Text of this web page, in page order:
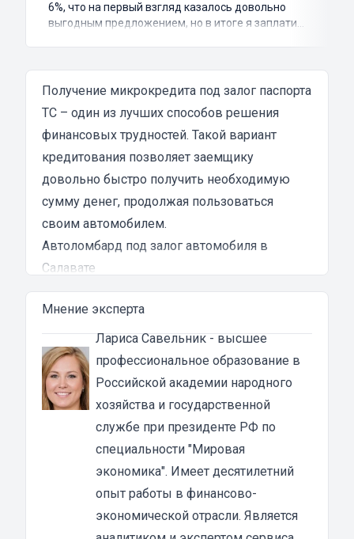
6%, что на первый взгляд казалось довольно
выгодным предложением, но в итоге я заплатил
затянутым и занял много времени и усилий.
Никакого профессионализма и
Разочарование и раздражение - это все, что я
испытал в результате этого кредита...
Получение микрокредита под залог паспорта
ТС – один из лучших способов решения
финансовых трудностей. Такой вариант
кредитования позволяет заемщику
довольно быстро получить необходимую
сумму денег, продолжая пользоваться
своим автомобилем.
Автоломбард под залог автомобиля в
Салавате
Автоломбард представляет собой кредитное
учреждение, которое выдает денежные
ссуды под залог паспорта ТС или самого
автомобиля. В роли актива в таком
ломбарде выступает автотранспорт. Сумма
автозайма зависит от марки, модели и
возраста автотранспорта. В каждом случае
она устанавливается индивидуально после
осмотра машины оценщиком и зависит от
вида кредита:
под залог ПТС {{ toponym_name }}– от 70 до
80% от рыночной стоимости машины;
Мнение эксперта
Лариса Савельник- высшее
профессиональное образование в
Российской академии народного
хозяйства и государственной
службе при президенте РФ по
специальности "Мировая
экономика". Имеет десятилетний
опыт работы в финансово-
экономической отрасли. Является